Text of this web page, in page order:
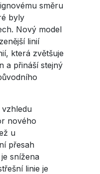
směru
byly
Nový model
linií
která zvětšuje
a přináší stejný
nového
u
přesah
snížena
linie je